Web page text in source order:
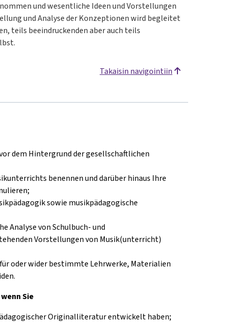
und wesentliche Ideen und Vorstellungen
und Analyse der Konzeptionen wird begleitet
teils beeindruckenden aber auch teils
Takaisin navigointiin
dem Hintergrund der gesellschaftlichen
benennen und darüber hinaus Ihre
sowie musikpädagogische
Analyse von Schulbuch- und
Vorstellungen von Musik(unterricht)
oder wider bestimmte Lehrwerke, Materialien
Sie
Originalliteratur entwickelt haben;